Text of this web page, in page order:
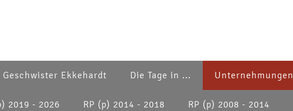
Geschwister Ekkehardt Die Tage in ... Unternehmungen
2019 - 2026 RP (p) 2014 - 2018 RP (p) 2008 - 2014